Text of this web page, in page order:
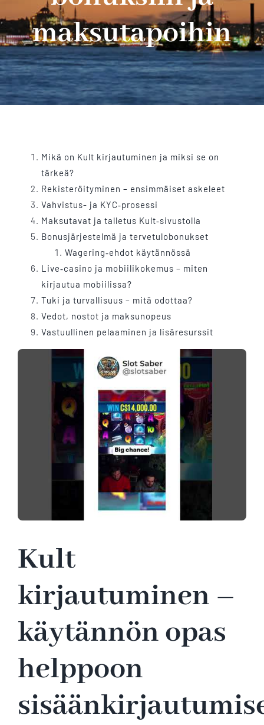
Contact Us
maksutapoihin
Mikä on Kult kirjautuminen ja miksi se on
tärkeä?
Rekisteröityminen – ensimmäiset askeleet
Vahvistus- ja KYC‑prosessi
Maksutavat ja talletus Kult‑sivustolla
Bonusjärjestelmä ja tervetulobonukset
Wagering‑ehdot käytännössä
Live‑casino ja mobiilikokemus – miten
kirjautua mobiilissa?
Tuki ja turvallisuus – mitä odottaa?
Vedot, nostot ja maksunopeus
Vastuullinen pelaaminen ja lisäresurssit
Kult
kirjautuminen –
käytännön opas
helppoon